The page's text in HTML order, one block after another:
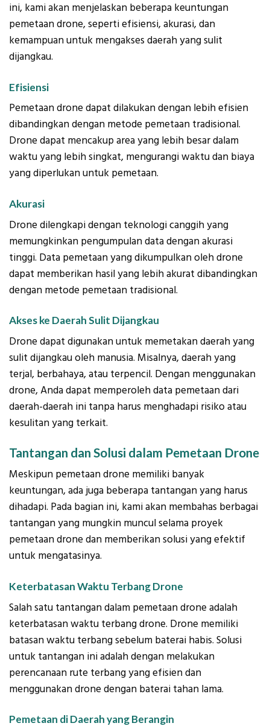
ini, kami akan menjelaskan beberapa keuntungan
pemetaan drone, seperti efisiensi, akurasi, dan
kemampuan untuk mengakses daerah yang sulit
dijangkau.
Efisiensi
Pemetaan drone dapat dilakukan dengan lebih efisien
dibandingkan dengan metode pemetaan tradisional.
Drone dapat mencakup area yang lebih besar dalam
waktu yang lebih singkat, mengurangi waktu dan biaya
yang diperlukan untuk pemetaan.
Akurasi
Drone dilengkapi dengan teknologi canggih yang
memungkinkan pengumpulan data dengan akurasi
tinggi. Data pemetaan yang dikumpulkan oleh drone
dapat memberikan hasil yang lebih akurat dibandingkan
dengan metode pemetaan tradisional.
Akses ke Daerah Sulit Dijangkau
Drone dapat digunakan untuk memetakan daerah yang
sulit dijangkau oleh manusia. Misalnya, daerah yang
terjal, berbahaya, atau terpencil. Dengan menggunakan
drone, Anda dapat memperoleh data pemetaan dari
daerah-daerah ini tanpa harus menghadapi risiko atau
kesulitan yang terkait.
Tantangan dan Solusi dalam Pemetaan Drone
Meskipun pemetaan drone memiliki banyak
keuntungan, ada juga beberapa tantangan yang harus
dihadapi. Pada bagian ini, kami akan membahas berbagai
tantangan yang mungkin muncul selama proyek
pemetaan drone dan memberikan solusi yang efektif
untuk mengatasinya.
Keterbatasan Waktu Terbang Drone
Salah satu tantangan dalam pemetaan drone adalah
keterbatasan waktu terbang drone. Drone memiliki
batasan waktu terbang sebelum baterai habis. Solusi
untuk tantangan ini adalah dengan melakukan
perencanaan rute terbang yang efisien dan
menggunakan drone dengan baterai tahan lama.
Pemetaan di Daerah yang Berangin